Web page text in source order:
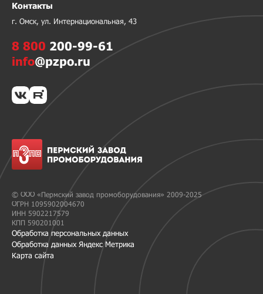
© ООО «Пермский завод промоборудования» 2009-2025
ОГРН 1095902004670
ИНН 5902217579
КПП 590201001
Обработка персональных данных
Обработка данных Яндекс Метрика
Карта сайта
Контакты
г. Омск, ул. Интернациональная, 43
8 800 200-99-61
info@pzpo.ru